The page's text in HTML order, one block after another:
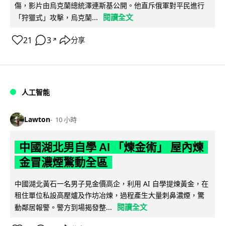
傷，影片由烏克蘭總統澤連斯基公開。他直斥俄軍對平民進行
「狩獵式」攻擊，烏克蘭...
閱讀全文
21 3 ↗ 分享
人工智能
Lawton 10 小時
中國湖北男自學 AI 「煉金術」 屋內煉
金冒濃煙驚動全區
中國湖北黃石一名男子見金價高企，利用 AI 自學提煉黃金，在
租住單位私設高壓爐及作坊冶煉，過程產生大量刺鼻濃煙，驚
動鄰居報警。警方到場揭發整...
閱讀全文